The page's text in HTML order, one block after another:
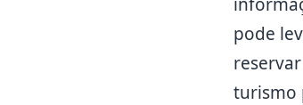
pode
turismo